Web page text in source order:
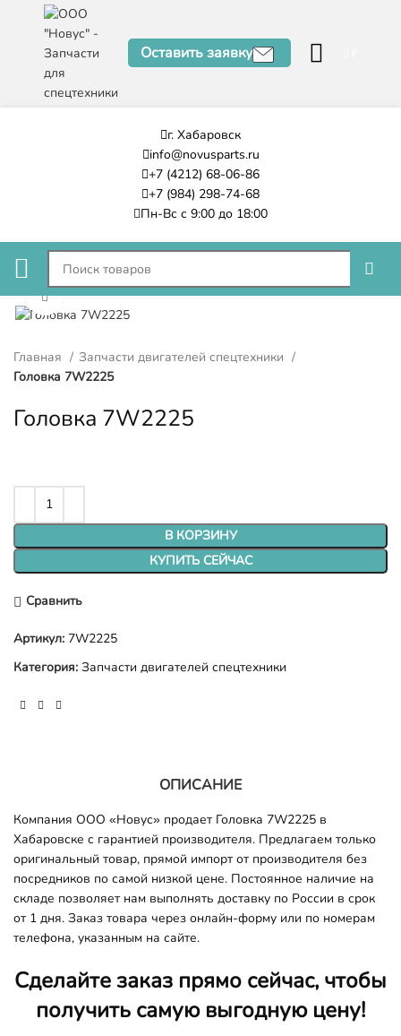
Оставить заявку
г. Хабаровск
info@novusparts.ru
+7 (4212) 68-06-86
+7 (984) 298-74-68
Пн-Вс с 9:00 до 18:00
Нажмите, чтобы увеличить
Главная
Запчасти двигателей спецтехники
Головка 7W2225
Головка 7W2225
В КОРЗИНУ
КУПИТЬ СЕЙЧАС
Сравнить
Артикул: 7W2225
Категория: Запчасти двигателей спецтехники
ОПИСАНИЕ
Компания ООО «Новус» продает Головка 7W2225 в
Хабаровске с гарантией производителя. Предлагаем только
оригинальный товар, прямой импорт от производителя без
посредников по самой низкой цене. Постоянное наличие на
складе позволяет нам выполнять доставку по России в срок
от 1 дня. Заказ товара через онлайн-форму или по номерам
телефона, указанным на сайте.
Сделайте заказ прямо сейчас, чтобы
получить самую выгодную цену!